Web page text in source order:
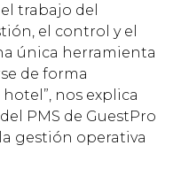
trabajo del
el control y el
única herramienta
de forma
nos explica
del PMS de GuestPro
gestión operativa